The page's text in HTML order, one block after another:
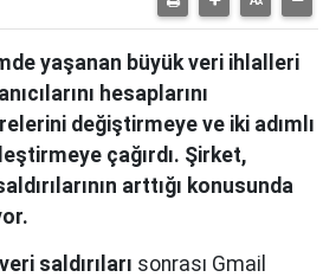
yaşanan büyük veri ihlalleri
hesaplarını
değiştirmeye ve iki adımlı
çağırdı. Şirket,
arttığı konusunda
saldırıları sonrası Gmail